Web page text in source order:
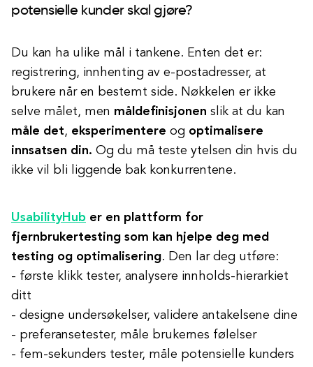
potensielle kunder skal gjøre?
Du kan ha ulike mål i tankene. Enten det er:
registrering, innhenting av e-postadresser, at
brukere når en bestemt side. Nøkkelen er ikke
selve målet, men måldefinisjonen slik at du kan
måle det, eksperimentere og optimalisere
innsatsen din. Og du må teste ytelsen din hvis du
ikke vil bli liggende bak konkurrentene.
UsabilityHub er en plattform for
fjernbrukertesting som kan hjelpe deg med
testing og optimalisering. Den lar deg utføre:
- første klikk tester, analysere innholds-hierarkiet
ditt
- designe undersøkelser, validere antakelsene dine
- preferansetester, måle brukernes følelser
- fem-sekunders tester, måle potensielle kunders